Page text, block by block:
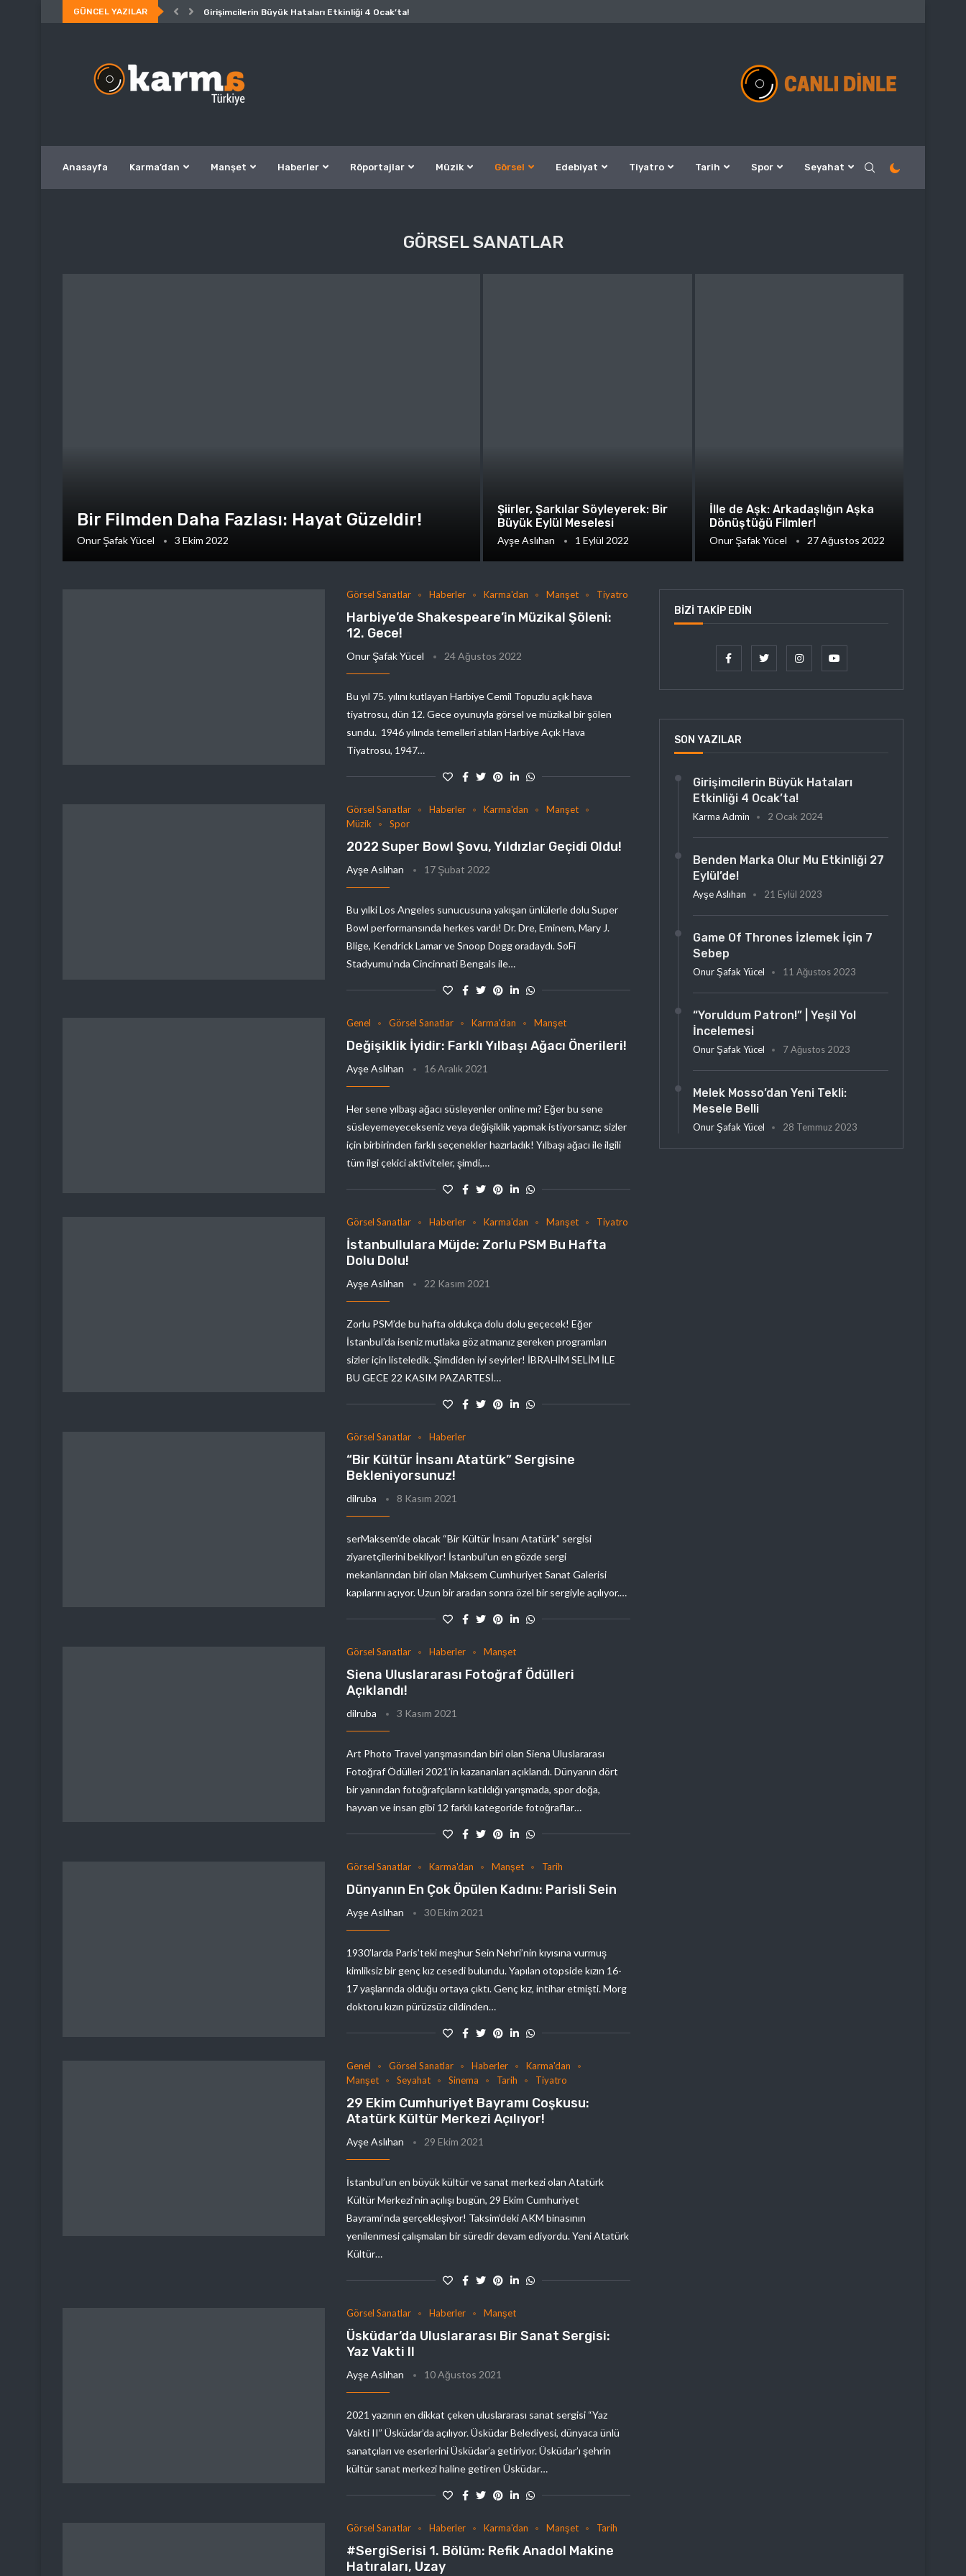
GÜNCEL YAZILAR Girişimcilerin Büyük Hataları Etkinliği 4 Ocak’ta!
Anasayfa Karma’dan Manşet Haberler Röportajlar Müzik Görsel Edebiyat Tiyatro Tarih Spor Seyahat
GÖRSEL SANATLAR
Bir Filmden Daha Fazlası: Hayat Güzeldir!
Onur Şafak Yücel 3 Ekim 2022
Şiirler, Şarkılar Söyleyerek: Bir
Büyük Eylül Meselesi
Ayşe Aslıhan 1 Eylül 2022
İlle de Aşk: Arkadaşlığın Aşka
Dönüştüğü Filmler!
Onur Şafak Yücel 27 Ağustos 2022
Görsel Sanatlar Haberler Karma'dan Manşet Tiyatro
Harbiye’de Shakespeare’in Müzikal Şöleni:
12. Gece!
Onur Şafak Yücel 24 Ağustos 2022
Bu yıl 75. yılını kutlayan Harbiye Cemil Topuzlu açık hava
tiyatrosu, dün 12. Gece oyunuyla görsel ve müzikal bir şölen
sundu. 1946 yılında temelleri atılan Harbiye Açık Hava
Tiyatrosu, 1947…
Görsel Sanatlar Haberler Karma'dan
Manşet
Müzik
Spor
2022 Super Bowl Şovu, Yıldızlar Geçidi Oldu!
Ayşe Aslıhan 17 Şubat 2022
Bu yılki Los Angeles sunucusuna yakışan ünlülerle dolu Super
Bowl performansında herkes vardı! Dr. Dre, Eminem, Mary J.
Blige, Kendrick Lamar ve Snoop Dogg oradaydı. SoFi
Stadyumu’nda Cincinnati Bengals ile…
Genel Görsel Sanatlar Karma'dan Manşet
Değişiklik İyidir: Farklı Yılbaşı Ağacı Önerileri!
Ayşe Aslıhan 16 Aralık 2021
Her sene yılbaşı ağacı süsleyenler online mı? Eğer bu sene
süsleyemeyecekseniz veya değişiklik yapmak istiyorsanız; sizler
için birbirinden farklı seçenekler hazırladık! Yılbaşı ağacı ile ilgili
tüm ilgi çekici aktiviteler, şimdi,…
Görsel Sanatlar Haberler Karma'dan Manşet Tiyatro
İstanbullulara Müjde: Zorlu PSM Bu Hafta
Dolu Dolu!
Ayşe Aslıhan 22 Kasım 2021
Zorlu PSM’de bu hafta oldukça dolu dolu geçecek! Eğer
İstanbul’da iseniz mutlaka göz atmanız gereken programları
sizler için listeledik. Şimdiden iyi seyirler! İBRAHİM SELİM İLE
BU GECE 22 KASIM PAZARTESİ…
Görsel Sanatlar Haberler
“Bir Kültür İnsanı Atatürk” Sergisine
Bekleniyorsunuz!
dilruba 8 Kasım 2021
serMaksem’de olacak “Bir Kültür İnsanı Atatürk” sergisi
ziyaretçilerini bekliyor! İstanbul’un en gözde sergi
mekanlarından biri olan Maksem Cumhuriyet Sanat Galerisi
kapılarını açıyor. Uzun bir aradan sonra özel bir sergiyle açılıyor.…
Görsel Sanatlar Haberler Manşet
Siena Uluslararası Fotoğraf Ödülleri
Açıklandı!
dilruba 3 Kasım 2021
Art Photo Travel yarışmasından biri olan Siena Uluslararası
Fotoğraf Ödülleri 2021’in kazananları açıklandı. Dünyanın dört
bir yanından fotoğrafçıların katıldığı yarışmada, spor doğa,
hayvan ve insan gibi 12 farklı kategoride fotoğraflar…
Görsel Sanatlar Karma'dan Manşet Tarih
Dünyanın En Çok Öpülen Kadını: Parisli Sein
Ayşe Aslıhan 30 Ekim 2021
1930’larda Paris’teki meşhur Sein Nehri’nin kıyısına vurmuş
kimliksiz bir genç kız cesedi bulundu. Yapılan otopside kızın 16-
17 yaşlarında olduğu ortaya çıktı. Genç kız, intihar etmişti. Morg
doktoru kızın pürüzsüz cildinden…
Genel Görsel Sanatlar Haberler
Karma'dan
Manşet
Seyahat Sinema Tarih Tiyatro
29 Ekim Cumhuriyet Bayramı Coşkusu:
Atatürk Kültür Merkezi Açılıyor!
Ayşe Aslıhan 29 Ekim 2021
İstanbul’un en büyük kültür ve sanat merkezi olan Atatürk
Kültür Merkezi‘nin açılışı bugün, 29 Ekim Cumhuriyet
Bayramı‘nda gerçekleşiyor! Taksim’deki AKM binasının
yenilenmesi çalışmaları bir süredir devam ediyordu. Yeni Atatürk
Kültür…
Görsel Sanatlar Haberler Manşet
Üsküdar’da Uluslararası Bir Sanat Sergisi:
Yaz Vakti II
Ayşe Aslıhan 10 Ağustos 2021
2021 yazının en dikkat çeken uluslararası sanat sergisi “Yaz
Vakti II” Üsküdar’da açılıyor. Üsküdar Belediyesi, dünyaca ünlü
sanatçıları ve eserlerini Üsküdar’a getiriyor. Üsküdar’ı şehrin
kültür sanat merkezi haline getiren Üsküdar…
Görsel Sanatlar Haberler Karma'dan Manşet Tarih
#SergiSerisi 1. Bölüm: Refik Anadol Makine
Hatıraları, Uzay
BIZI TAKIP EDIN
SON YAZILAR
Girişimcilerin Büyük Hataları
Etkinliği 4 Ocak’ta!
Karma Admin 2 Ocak 2024
Benden Marka Olur Mu Etkinliği 27
Eylül’de!
Ayşe Aslıhan 21 Eylül 2023
Game Of Thrones İzlemek İçin 7
Sebep
Onur Şafak Yücel 11 Ağustos 2023
“Yoruldum Patron!” | Yeşil Yol
İncelemesi
Onur Şafak Yücel 7 Ağustos 2023
Melek Mosso’dan Yeni Tekli:
Mesele Belli
Onur Şafak Yücel 28 Temmuz 2023